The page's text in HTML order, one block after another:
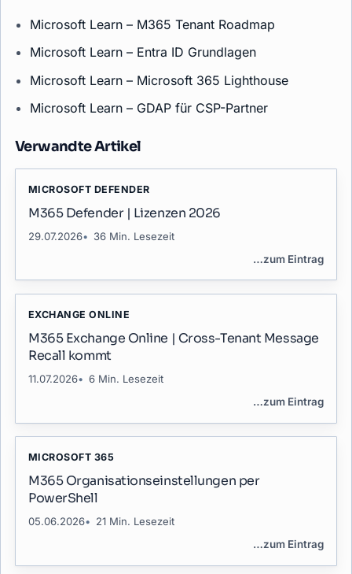
Microsoft Learn – M365 Tenant Roadmap
Microsoft Learn – Entra ID Grundlagen
Microsoft Learn – Microsoft 365 Lighthouse
Microsoft Learn – GDAP für CSP-Partner
Verwandte Artikel
MICROSOFT DEFENDER
M365 Defender | Lizenzen 2026
29.07.2026
36 Min. Lesezeit
…zum Eintrag
EXCHANGE ONLINE
M365 Exchange Online | Cross-Tenant Message
Recall kommt
11.07.2026
6 Min. Lesezeit
…zum Eintrag
MICROSOFT 365
M365 Organisationseinstellungen per
PowerShell
05.06.2026
21 Min. Lesezeit
…zum Eintrag